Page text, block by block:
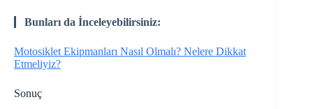
Bunları da İnceleyebilirsiniz:
Motosiklet Ekipmanları Nasıl Olmalı? Nelere Dikkat
Etmeliyiz?
Sonuç